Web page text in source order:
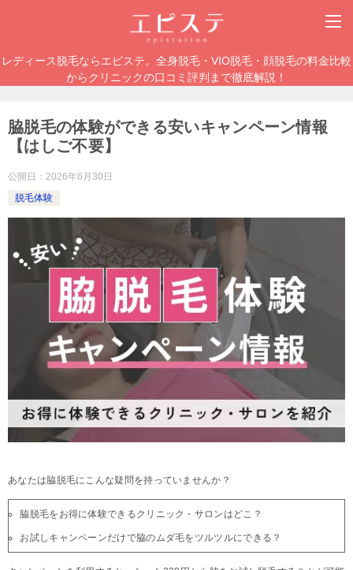
レディース脱毛ならエピステ。全身脱毛・VIO脱毛・顔脱毛の料金比較
からクリニックの口コミ評判まで徹底解説！
脇脱毛の体験ができる安いキャンペーン情報
【はしご不要】
公開日： 2026年6月30日
脱毛体験
あなたは脇脱毛にこんな疑問を持っていませんか？
脇脱毛をお得に体験できるクリニック・サロンはどこ？
お試しキャンペーンだけで脇のムダ毛をツルツルにできる？